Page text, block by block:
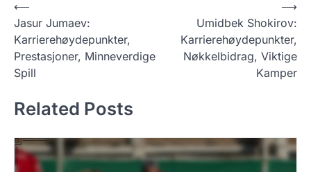
P
o
s
t
a
v
i
⟵
Jasur Jumaev:
Karrierehøydepunkter,
Prestasjoner, Minneverdige
Spill
Umidbek Shokirov:
Karrierehøydepunkter,
Nøkkelbidrag, Viktige
Kamper
⟶
Related Posts